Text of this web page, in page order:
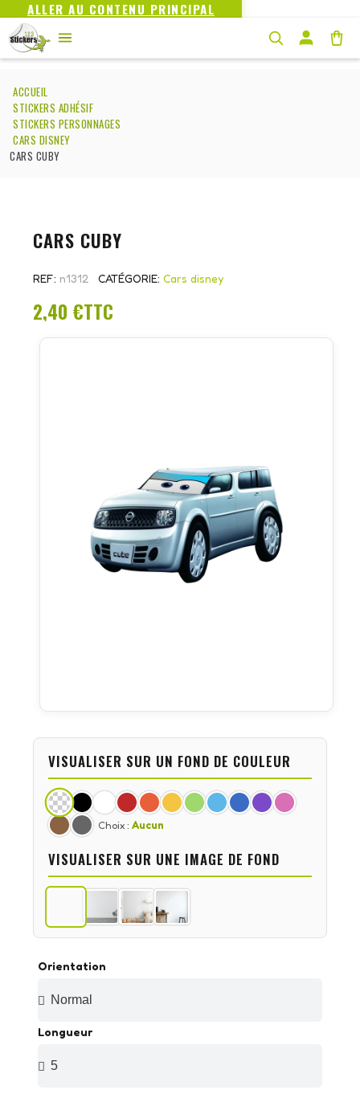
ALLER AU CONTENU PRINCIPAL
ACCUEIL
STICKERS ADHÉSIF
STICKERS PERSONNAGES
CARS DISNEY
CARS CUBY
CARS CUBY
REF n1312 CATÉGORIE Cars disney
2,40 €TTC
Orientation
Longueur
VISUALISER SUR UN FOND DE COULEUR
Choix : Aucun
VISUALISER SUR UNE IMAGE DE FOND